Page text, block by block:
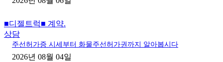
■디젤트럭■ 계약.
상담
주선허가증 시세부터 화물주선허가권까지 알아봅시다
2026년 08월 04일